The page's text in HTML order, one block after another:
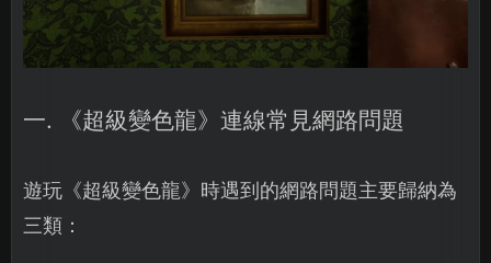
一. 《超級變色龍》連線常見網路問題
遊玩《超級變色龍》時遇到的網路問題主要歸納為
三類：